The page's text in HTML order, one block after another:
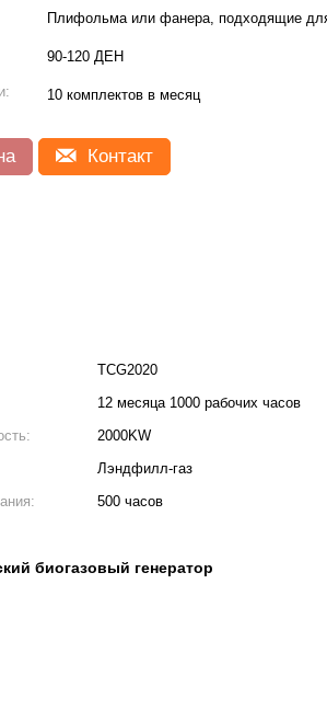
Плифольма или фанера, подходящие
90-120 ДЕН
10 комплектов в месяц
Контакт
TCG2020
12 месяца 1000 рабочих часов
2000KW
Лэндфилл-газ
500 часов
биогазовый генератор